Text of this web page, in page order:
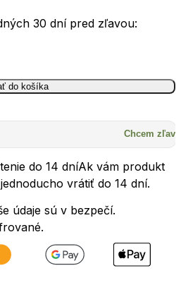
30 dní pred zľavou:
do košíka
Chcem zľavu
do 14 dníAk vám produkt
vrátiť do 14 dní.
údaje sú v bezpečí.